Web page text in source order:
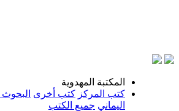
المكتبة المهدوية
كتب المركز كتب أخرى
اليماني جميع الكتب